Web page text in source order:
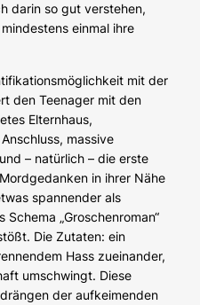
darin so gut verstehen,
einmal ihre
mit der
den Teenager mit den
Elternhaus,
massive
– natürlich – die erste
in ihrer Nähe
spannender als
„Groschenroman“
Die Zutaten: ein
Hass zueinander,
umschwingt. Diese
der aufkeimenden